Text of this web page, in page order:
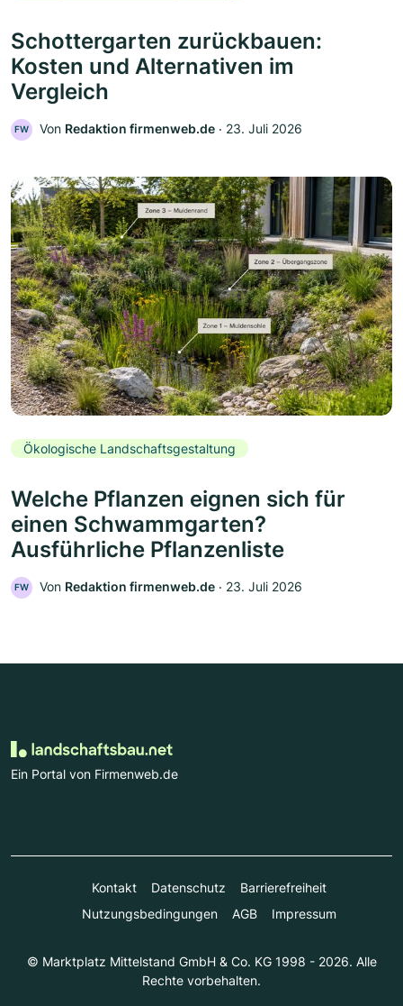
Schottergarten zurückbauen:
Kosten und Alternativen im
Vergleich
FW Von Redaktion firmenweb.de ‧ 23. Juli 2026
Ökologische Landschaftsgestaltung
Welche Pflanzen eignen sich für
einen Schwammgarten?
Ausführliche Pflanzenliste
FW Von Redaktion firmenweb.de ‧ 23. Juli 2026
Ein Portal von Firmenweb.de
Kontakt Datenschutz
Barrierefreiheit
Nutzungsbedingungen
AGB Impressum
© Marktplatz Mittelstand GmbH & Co. KG 1998 - 2026. Alle
Rechte vorbehalten.